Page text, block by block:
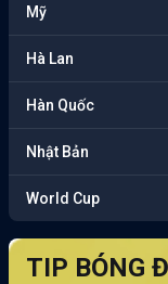
Mỹ
Hà Lan
Hàn Quốc
Nhật Bản
World Cup
TIP BÓNG